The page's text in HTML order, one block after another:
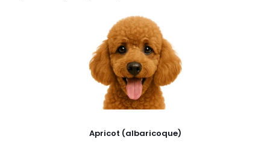
Apricot (albaricoque)